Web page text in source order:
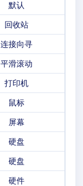
默认
回收站
连接向寻
平滑滚动
打印机
鼠标
屏幕
硬盘
硬盘
硬件